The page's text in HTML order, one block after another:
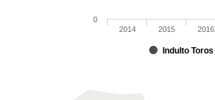
Indulto Toros
2014 2015 2016
0